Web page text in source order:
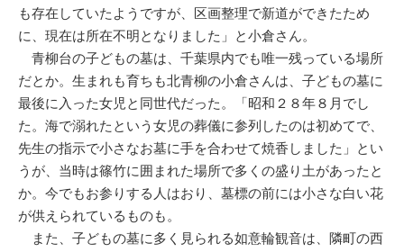
も存在していたようですが、区画整理で新道ができたため
に、現在は所在不明となりました」と小倉さん。
青柳台の子どもの墓は、千葉県内でも唯一残っている場所
だとか。生まれも育ちも北青柳の小倉さんは、子どもの墓に
最後に入った女児と同世代だった。「昭和２８年８月でし
た。海で溺れたという女児の葬儀に参列したのは初めてで、
先生の指示で小さなお墓に手を合わせて焼香しました」とい
うが、当時は篠竹に囲まれた場所で多くの盛り土があったと
か。今でもお参りする人はおり、墓標の前には小さな白い花
が供えられているものも。
また、子どもの墓に多く見られる如意輪観音は、隣町の西